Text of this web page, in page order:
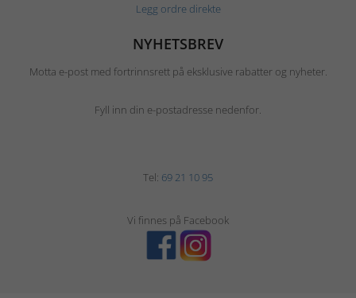
Legg ordre direkte
NYHETSBREV
Motta e-post med fortrinnsrett på eksklusive rabatter og nyheter.
Fyll inn din e-postadresse nedenfor.
Tel: 69 21 10 95
Vi finnes på Facebook